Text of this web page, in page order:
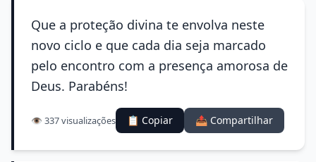
Que a proteção divina te envolva neste
novo ciclo e que cada dia seja marcado
pelo encontro com a presença amorosa de
Deus. Parabéns!
👁️ 337 visualizações 📋 Copiar 📤 Compartilhar